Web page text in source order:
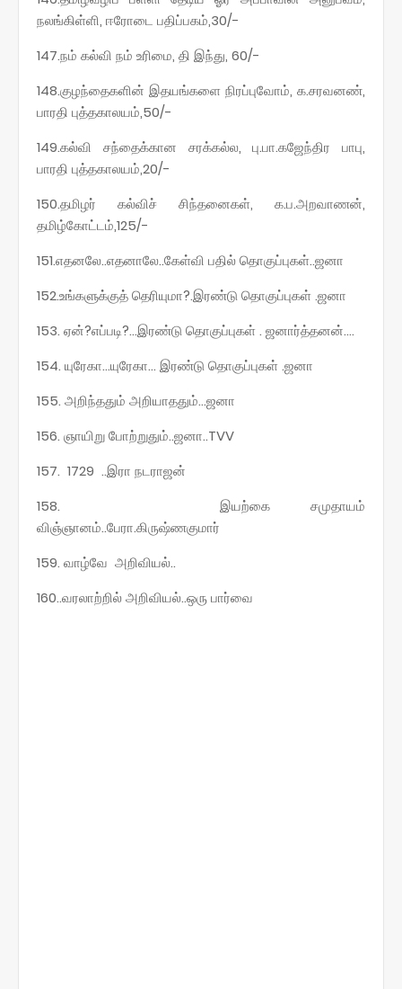
நலங்கிள்ளி, ஈரோடை பதிப்பகம்,30/-
147.நம் கல்வி நம் உரிமை, தி இந்து, 60/-
148.குழந்தைகளின் இதயங்களை நிரப்புவோம், க.சரவனண்,
பாரதி புத்தகாலயம்,50/-
149.கல்வி சந்தைக்கான சரக்கல்ல, பு.பா.கஜேந்திர பாபு,
பாரதி புத்தகாலயம்,20/-
150.தமிழர் கல்விச் சிந்தனைகள், க.ப.அறவாணன்,
தமிழ்கோட்டம்,125/-
151.எதனலே..எதனாலே..கேள்வி பதில் தொகுப்புகள்..ஜனா
152.உங்களுக்குத் தெரியுமா?.இரண்டு தொகுப்புகள் .ஜனா
153. ஏன்?எப்படி?...இரண்டு தொகுப்புகள் . ஜனார்த்தனன்....
154. யுரேகா...யுரேகா... இரண்டு தொகுப்புகள் .ஜனா
155. அறிந்ததும் அறியாததும்...ஜனா
156. ஞாயிறு போற்றுதும்..ஜனா..TVV
157. 1729 ..இரா நடராஜன்
158. இயற்கை சமுதாயம்
விஞ்ஞானம்..பேரா.கிருஷ்ணகுமார்
159. வாழ்வே அறிவியல்..
160..வரலாற்றில் அறிவியல்..ஒரு பார்வை